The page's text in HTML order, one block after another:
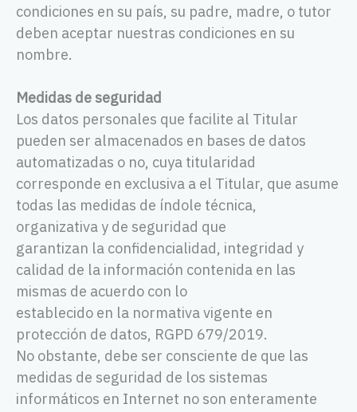
condiciones en su país, su padre, madre, o tutor
deben aceptar nuestras condiciones en su
nombre.
Medidas de seguridad
Los datos personales que facilite al Titular
pueden ser almacenados en bases de datos
automatizadas o no, cuya titularidad
corresponde en exclusiva a el Titular, que asume
todas las medidas de índole técnica,
organizativa y de seguridad que
garantizan la confidencialidad, integridad y
calidad de la información contenida en las
mismas de acuerdo con lo
establecido en la normativa vigente en
protección de datos, RGPD 679/2019.
No obstante, debe ser consciente de que las
medidas de seguridad de los sistemas
informáticos en Internet no son enteramente